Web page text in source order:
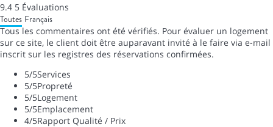
9.4 5 Évaluations
Toutes Français
Tous les commentaires ont été vérifiés. Pour évaluer un logement
sur ce site, le client doit être auparavant invité à le faire via e-mail
inscrit sur les registres des réservations confirmées.
5/5Services
5/5Propreté
5/5Logement
5/5Emplacement
4/5Rapport Qualité / Prix